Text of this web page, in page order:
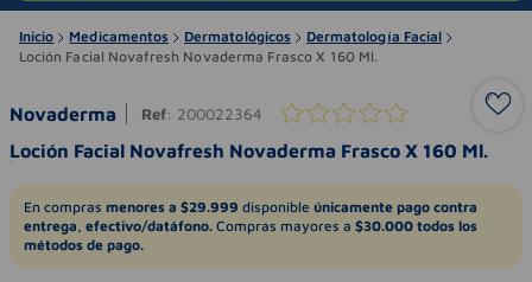
Inicio Medicamentos Dermatológicos
Dermatología Facial
Loción Facial Novafresh Novaderma Frasco X 160 Ml.
Novaderma Ref: 200022364
Loción Facial Novafresh Novaderma Frasco X 160 Ml.
En compras menores a $29.999 disponible únicamente pago contra
entrega, efectivo/datáfono. Compras mayores a $30.000 todos los
métodos de pago.